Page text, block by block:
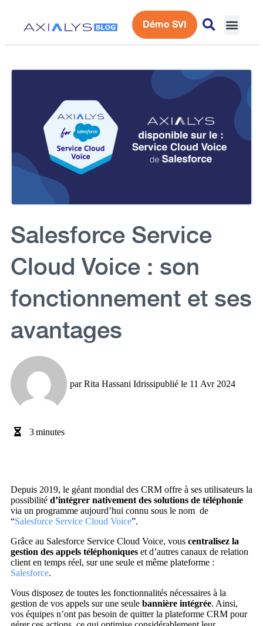
Démo SVI
Salesforce Service
Cloud Voice : son
fonctionnement et ses
avantages
parRita Hassani Idrissipublié le 11 Avr 2024
3minutes
Depuis 2019, le géant mondial des CRM offre à ses utilisateurs la
possibilité d’intégrer nativement des solutions de téléphonie
via un programme aujourd’hui connu sous le nom de
“Salesforce Service Cloud Voice”.
Grâce au Salesforce Service Cloud Voice, vous centralisez la
gestion des appels téléphoniques et d’autres canaux de relation
client en temps réel, sur une seule et même plateforme :
Salesforce.
Vous disposez de toutes les fonctionnalités nécessaires à la
gestion de vos appels sur une seule bannière intégrée. Ainsi,
vos équipes n’ont pas besoin de quitter la plateforme CRM pour